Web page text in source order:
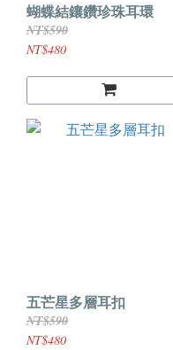
蝴蝶結鑲鑽珍珠耳環
NT$590
NT$480
五芒星多層耳扣
NT$590
NT$480